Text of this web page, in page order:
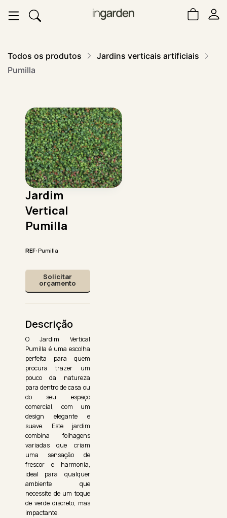
Todos os produtos
Jardins verticais artificiais
Pumilla
Jardim
Vertical
Pumilla
REF: Pumilla
Solicitar
orçamento
Descrição
O Jardim Vertical
Pumilla é uma escolha
perfeita para quem
procura trazer um
pouco da natureza
para dentro de casa ou
do seu espaço
comercial, com um
design elegante e
suave. Este jardim
combina folhagens
variadas que criam
uma sensação de
frescor e harmonia,
ideal para qualquer
ambiente que
necessite de um toque
de verde discreto, mas
impactante.